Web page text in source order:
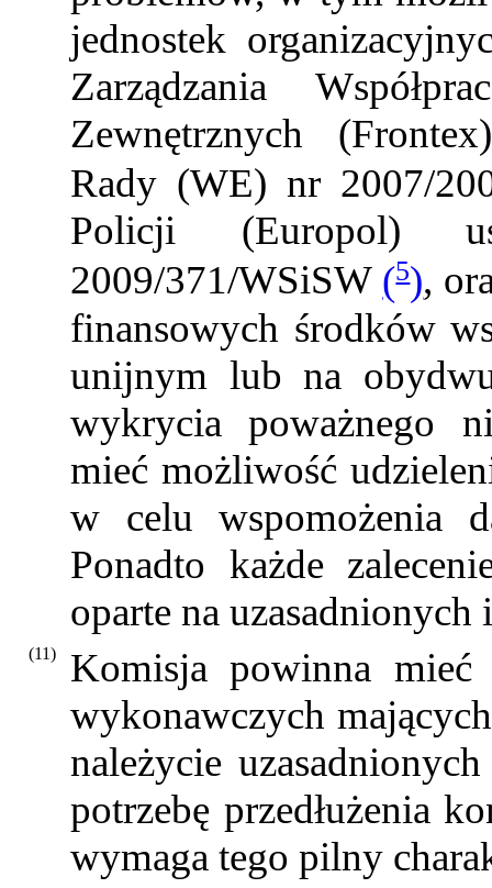
jednostek
Zarządzania
Zewnętrznych
Rady (WE) nr 2007/
Policji (Europol)
2009/371/WSiSW (5),
finansowych środków
unijnym lub na
wykrycia poważnego
mieć możliwość
w celu wspomożenia
Ponadto każde
oparte na uzasadnionych
(11)
Komisja powinna
wykonawczych
należycie
potrzebę przedłużenia
wymaga tego pilny